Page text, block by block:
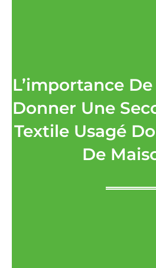
L’importance
Donner Une
Textile Usagé
De